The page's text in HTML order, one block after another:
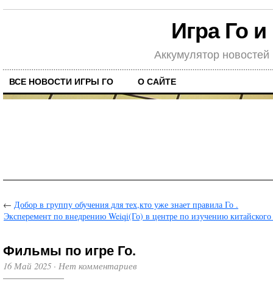
Игра Го
Аккумулятор
ВСЕ НОВОСТИ ИГРЫ ГО О САЙТЕ
← Добор в группу обучения для тех,кто уже знает правила Го .
Эксперемент по внедрению Weiqi(Го) в центре по изучению китайского
Фильмы по игре Го.
16 Май 2025 · Нет комментариев